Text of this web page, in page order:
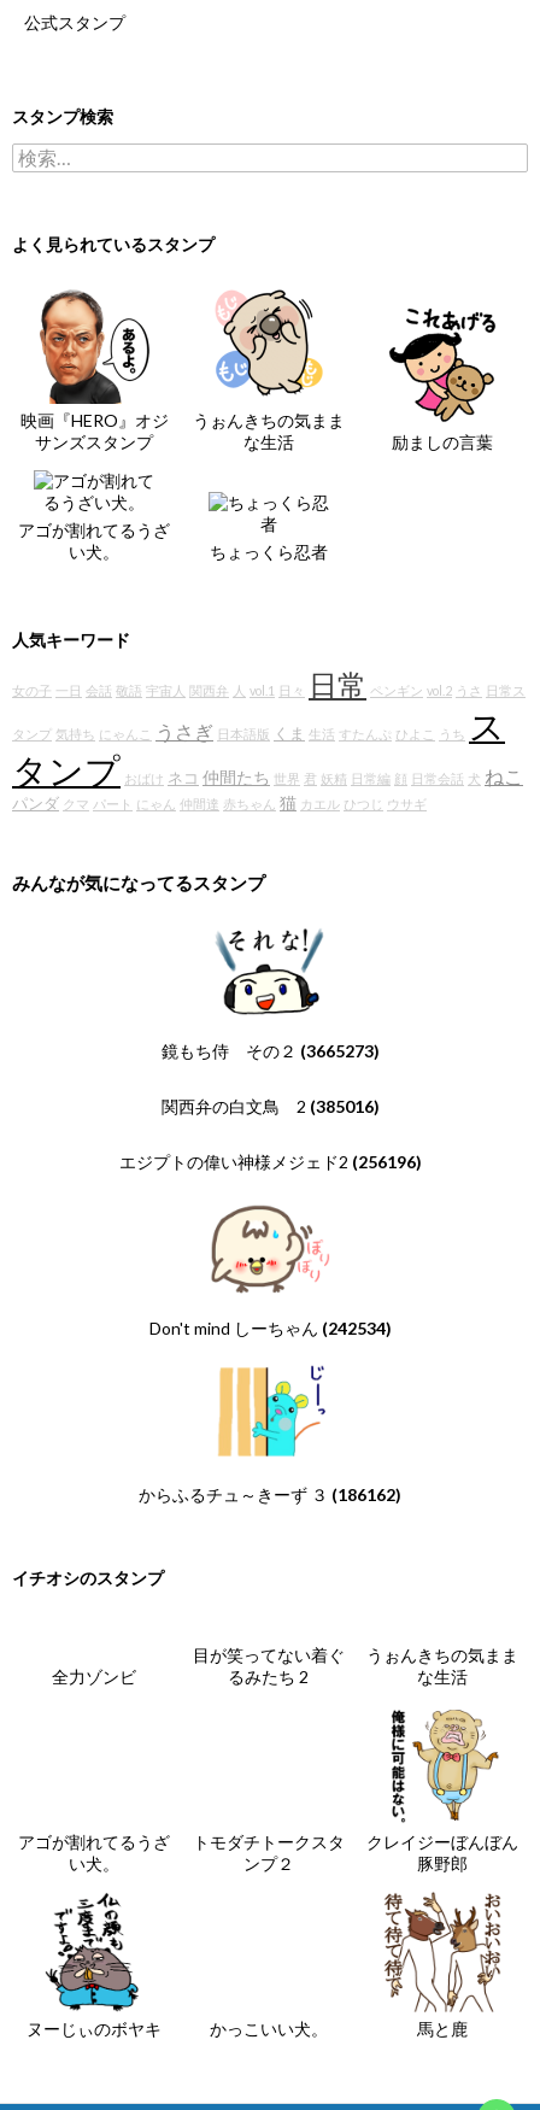
公式スタンプ
スタンプ検索
検索:
よく見られているスタンプ
映画『HERO』オジ
サンズスタンプ
うぉんきちの気まま
な生活
励ましの言葉
アゴが割れてるうざ
い犬。
ちょっくら忍者
人気キーワード
女の子 一日 会話 敬語 宇宙人 関西弁 人 vol.1 日々 日常 ペンギン vol.2 うさ 日常ス
タンプ 気持ち にゃんこ うさぎ 日本語版 くま 生活 すたんぷ ひよこ うち
ス
タンプ おばけ ネコ 仲間たち 世界 君 妖精 日常編 顔 日常会話 犬 ねこ
パンダ クマ パート にゃん 仲間達 赤ちゃん 猫 カエル ひつじ ウサギ
みんなが気になってるスタンプ
鏡もち侍 その２ (3665273)
関西弁の白文鳥 2 (385016)
エジプトの偉い神様メジェド2 (256196)
Don't mind しーちゃん (242534)
からふるチュ～きーず ３ (186162)
イチオシのスタンプ
全力ゾンビ
目が笑ってない着ぐ
るみたち 2
うぉんきちの気まま
な生活
アゴが割れてるうざ
い犬。
トモダチトークスタ
ンプ２
クレイジーぼんぼん
豚野郎
ヌーじぃのボヤキ かっこいい犬。 馬と鹿